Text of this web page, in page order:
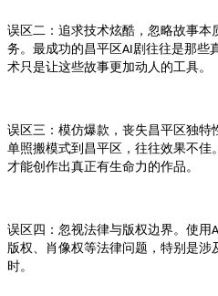
误区二：追求技术炫酷，忽略故事本
务。最成功的昌平区AI 剧往往是那些
术只是让这些故事更加动人的工具。
误区三：模仿爆款，丧失昌平区独特
单照搬模式到 昌平区 ，往往效果不佳
才能创作出真正有生命力的作品。
误区四：忽视法律与版权边界。使用AI
版权、肖像权等法律问题，特别是涉
时。